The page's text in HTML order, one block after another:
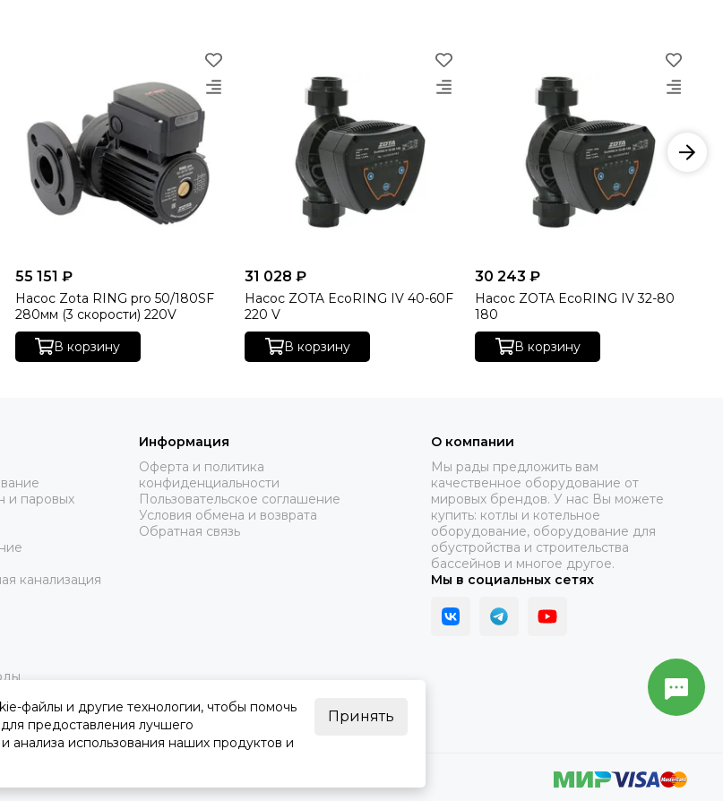
55 151 ₽
Насос Zota RING pro 50/180SF
280мм (3 скорости) 220V
В корзину
31 028 ₽
Насос ZOTA EcoRING IV 40-60F
220 V
В корзину
30 243 ₽
Насос ZOTA EcoRING IV 32-80
180
В корзину
и паровых
канализация
Информация
Оферта и политика
конфиденциальности
Пользовательское соглашение
Условия обмена и возврата
Обратная связь
О компании
Мы рады предложить вам
качественное оборудование от
мировых брендов. У нас Вы можете
купить: котлы и котельное
оборудование, оборудование для
обустройства и строительства
бассейнов и многое другое.
Мы в социальных сетях
файлы и другие технологии, чтобы помочь
предоставления лучшего
анализа использования наших продуктов и
Принять